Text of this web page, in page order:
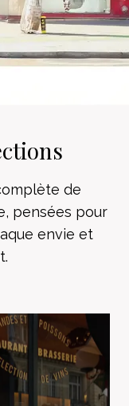
de
pensées pour
envie et